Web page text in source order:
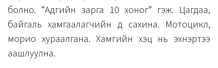
болно. “Адгийн зарга 10 хоног” гэж. Цагдаа,
байгаль хамгаалагчийн үүд сахина. Мотоцикл,
морио хураалгана. Хамгийн хэцүү нь эхнэртээ
аашлуулна.